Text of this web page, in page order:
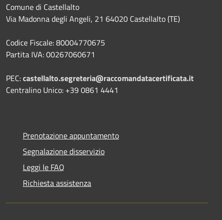
Comune di Castellalto
Via Madonna degli Angeli, 21 64020 Castellalto (TE)
Codice Fiscale: 80004770675
Partita IVA: 00267060671
PEC:castellalto.segreteria@raccomandatacertificata.it
Centralino Unico: +39 0861 4441
Prenotazione appuntamento
Segnalazione disservizio
Leggi le FAQ
Richiesta assistenza